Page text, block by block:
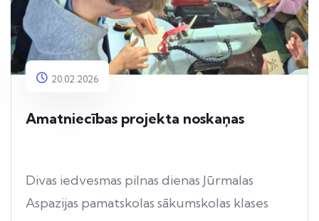
20.02.2026
Amatniecības projekta noskaņas
Divas iedvesmas pilnas dienas Jūrmalas
Aspazijas pamatskolas sākumskolas klases